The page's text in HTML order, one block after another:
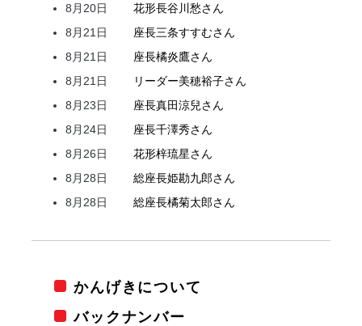
8月20日
花形長谷川愁さん
8月21日
座長三条すすむさん
8月21日
座長橘炎鷹さん
8月21日
リーダー美穂裕子さん
8月23日
座長真田涼兒さん
8月24日
座長千澤秀さん
8月26日
花形梓琉星さん
8月28日
総座長姫勘九郎さん
8月28日
総座長橘菊太郎さん
かんげきについて
バックナンバー